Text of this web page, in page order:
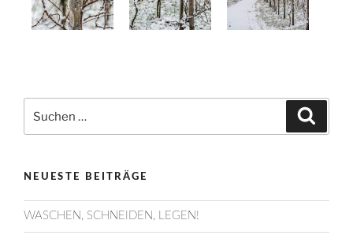
nach:
NEUESTE BEITRÄGE
WASCHEN, SCHNEIDEN, LEGEN!